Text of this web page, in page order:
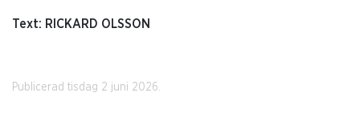
Text: RICKARD OLSSON
Publicerad tisdag 2 juni 2026.